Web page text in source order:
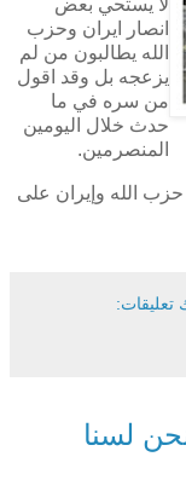
انصار ايران وحزب
الله يطالبون من لم
يزعجه بل وقد اقول
من سره في ما
حدث خلال اليومين
المنصرمين.
حزب الله وإيران على
تعليقات:
لسنا